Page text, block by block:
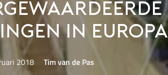
in Europa
2018 Tim van de Pas